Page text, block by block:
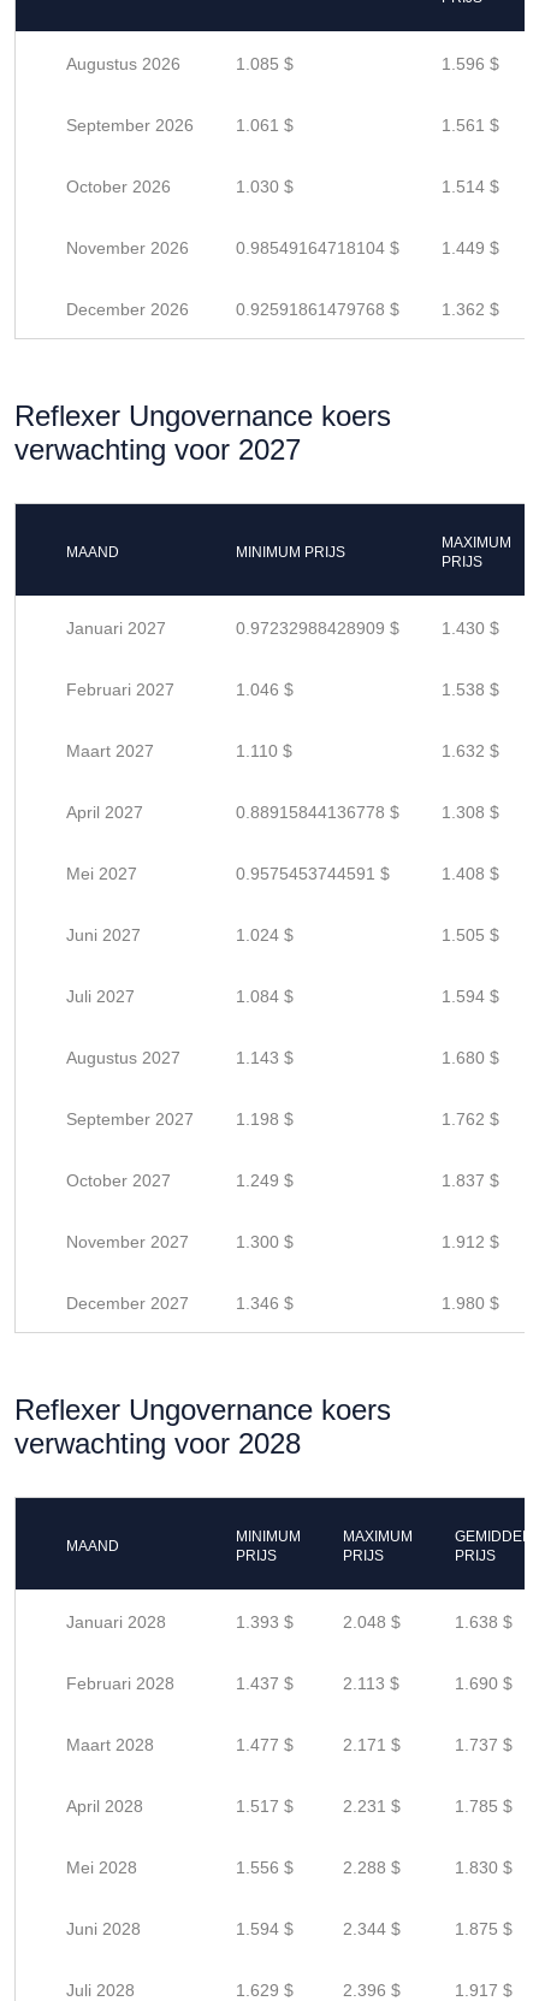
Augustus 2026 1.085 $ 1.596 $
September 2026 1.061 $ 1.561 $
October 2026 1.030 $ 1.514 $
November 2026 0.98549164718104 $ 1.449 $
December 2026 0.92591861479768 $ 1.362 $
Reflexer Ungovernance koers
verwachting voor 2027
MAAND MINIMUM PRIJS
MAXIMUM
PRIJS
Januari 2027 0.97232988428909 $ 1.430 $
Februari 2027 1.046 $ 1.538 $
Maart 2027 1.110 $ 1.632 $
April 2027 0.88915844136778 $ 1.308 $
Mei 2027 0.9575453744591 $ 1.408 $
Juni 2027 1.024 $ 1.505 $
Juli 2027 1.084 $ 1.594 $
Augustus 2027 1.143 $ 1.680 $
September 2027 1.198 $ 1.762 $
October 2027 1.249 $ 1.837 $
November 2027 1.300 $ 1.912 $
December 2027 1.346 $ 1.980 $
Reflexer Ungovernance koers
verwachting voor 2028
MAAND
MINIMUM
PRIJS
MAXIMUM
PRIJS
PRIJS
Januari 2028 1.393 $ 2.048 $ 1.638 $
Februari 2028 1.437 $ 2.113 $ 1.690 $
Maart 2028 1.477 $ 2.171 $ 1.737 $
April 2028 1.517 $ 2.231 $ 1.785 $
Mei 2028 1.556 $ 2.288 $ 1.830 $
Juni 2028 1.594 $ 2.344 $ 1.875 $
Juli 2028 1.629 $ 2.396 $ 1.917 $